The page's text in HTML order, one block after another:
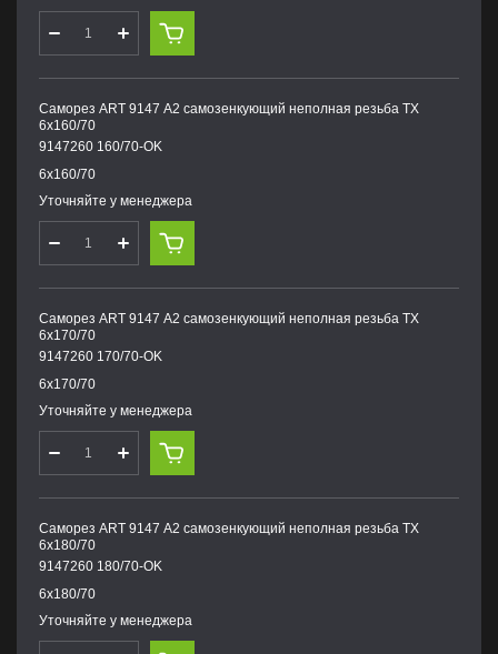
Саморез ART 9147 А2 самозенкующий неполная резьба TX
6х160/70
9147260 160/70-OK
6х160/70
Уточняйте у менеджера
Саморез ART 9147 А2 самозенкующий неполная резьба TX
6х170/70
9147260 170/70-OK
6х170/70
Уточняйте у менеджера
Саморез ART 9147 А2 самозенкующий неполная резьба TX
6х180/70
9147260 180/70-OK
6х180/70
Уточняйте у менеджера